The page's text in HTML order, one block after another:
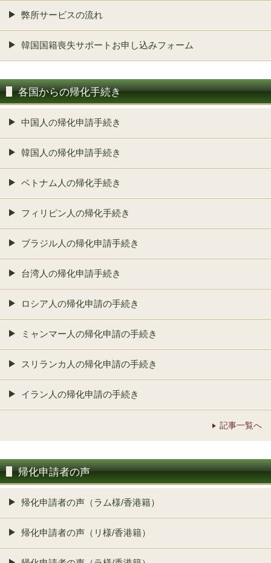
弊所サービスの流れ
韓国国籍喪失サポートお申し込みフォーム
各国からの帰化手続き
中国人の帰化申請手続き
韓国人の帰化申請手続き
ベトナム人の帰化手続き
フィリピン人の帰化手続き
ブラジル人の帰化申請手続き
台湾人の帰化申請手続き
ロシア人の帰化申請の手続き
ミャンマー人の帰化申請の手続き
スリランカ人の帰化申請の手続き
イラン人の帰化申請の手続き
記事一覧へ
帰化申請者の声
帰化申請者の声（ラム様/香港籍）
帰化申請者の声（リ様/香港籍）